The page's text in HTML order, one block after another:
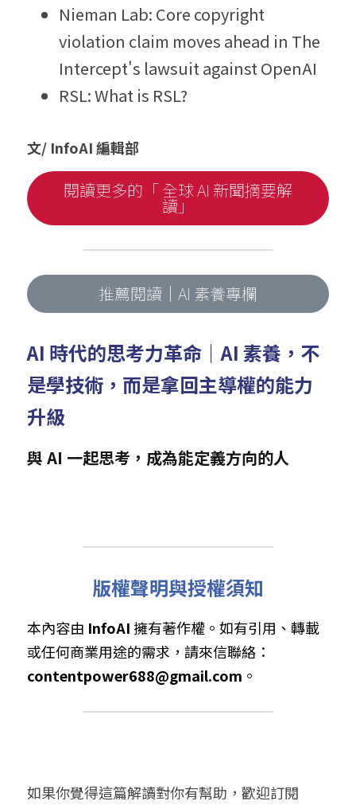
Nieman Lab: Core copyright
violation claim moves ahead in The
Intercept's lawsuit against OpenAI
RSL: What is RSL?
文/ InfoAI 編輯部
閱讀更多的「 全球 AI 新聞摘要解
讀」
推薦閱讀｜AI 素養專欄
AI 時代的思考力革命｜AI 素養，不
是學技術，而是拿回主導權的能力
升級
與 AI 一起思考，成為能定義方向的人
版權聲明與授權須知
本內容由 InfoAI 擁有著作權。如有引用、轉載
contentpower688@gmail.com 。